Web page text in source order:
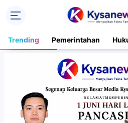
Trending Pemerintahan